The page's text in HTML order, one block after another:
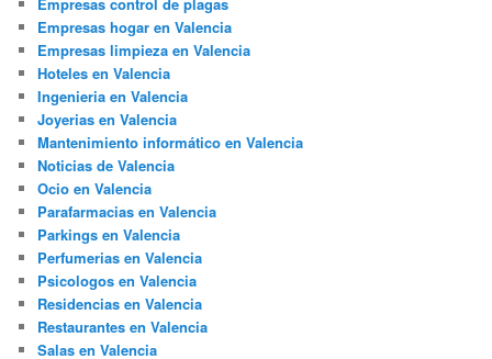
Empresas hogar en Valencia
Empresas limpieza en Valencia
Hoteles en Valencia
Ingenieria en Valencia
Joyerias en Valencia
Mantenimiento informático en Valencia
Noticias de Valencia
Ocio en Valencia
Parafarmacias en Valencia
Parkings en Valencia
Perfumerias en Valencia
Psicologos en Valencia
Residencias en Valencia
Restaurantes en Valencia
Salas en Valencia